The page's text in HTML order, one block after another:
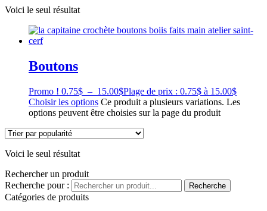
Voici le seul résultat
Boutons
Promo ! 0.75$ – 15.00$Plage de prix : 0.75$ à 15.00$
Choisir les options Ce produit a plusieurs variations. Les
options peuvent être choisies sur la page du produit
Voici le seul résultat
Rechercher un produit
Recherche pour :
Recherche
Catégories de produits